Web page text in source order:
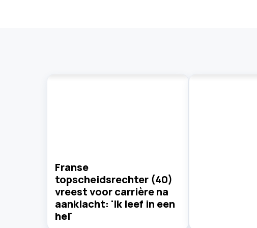
Franse
topscheidsrechter (40)
vreest voor carrière na
aanklacht: 'Ik leef in een
hel'